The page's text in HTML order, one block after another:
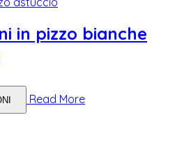
in pizzo bianche
Read More